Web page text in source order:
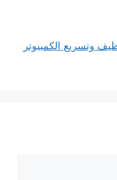
كلين ماستر 2017 لتنظيف وتسريع الكمبيوتر